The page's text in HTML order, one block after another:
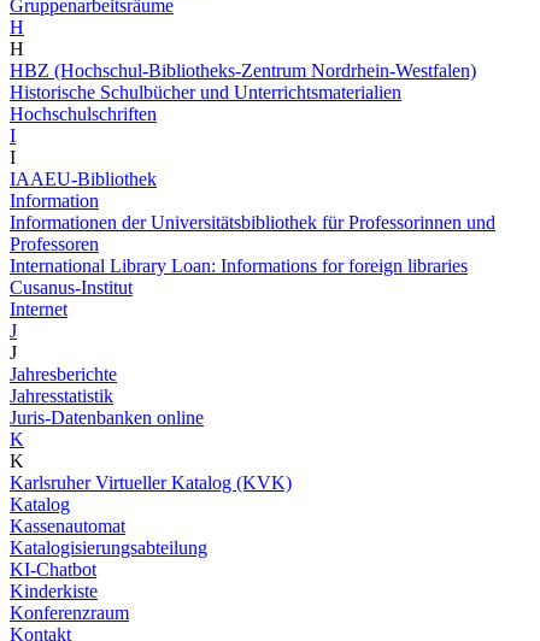
Gruppenarbeitsräume
H
H
HBZ (Hochschul-Bibliotheks-Zentrum Nordrhein-Westfalen)
Historische Schulbücher und Unterrichtsmaterialien
Hochschulschriften
I
I
IAAEU-Bibliothek
Information
Informationen der Universitätsbibliothek für Professorinnen und
Professoren
International Library Loan: Informations for foreign libraries
Cusanus-Institut
Internet
J
J
Jahresberichte
Jahresstatistik
Juris-Datenbanken online
K
K
Karlsruher Virtueller Katalog (KVK)
Katalog
Kassenautomat
Katalogisierungsabteilung
KI-Chatbot
Kinderkiste
Konferenzraum
Kontakt